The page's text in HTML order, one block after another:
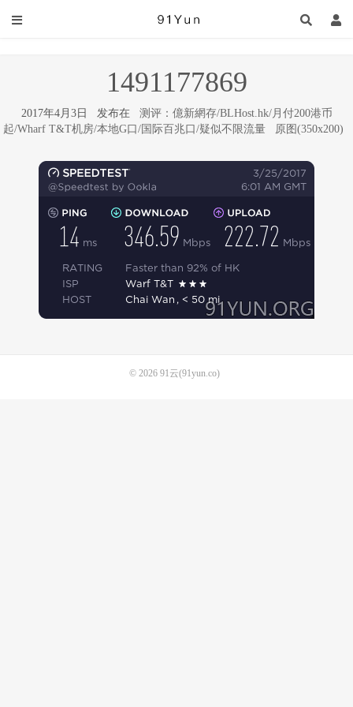
1491177869
2017年4月3日 发布在 测评：億新網存/BLHost.hk/月付200港币
起/Wharf T&T机房/本地G口/国际百兆口/疑似不限流量
原图(350x200)
© 2026 91云(91yun.co)